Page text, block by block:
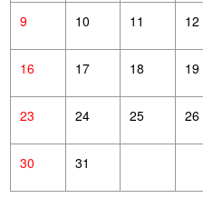
9 10 11 12
16 17 18 19
23 24 25 26
30 31